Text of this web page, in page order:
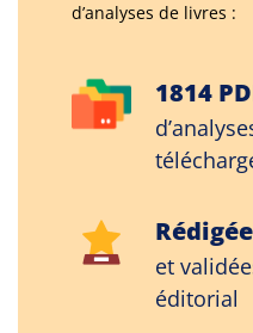
d’analyses de livres :
1814
et
éditorial